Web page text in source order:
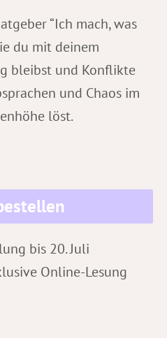
“Ich mach, was
du mit deinem
bleibst und Konflikte
und Chaos im
löst.
bis 20. Juli
Online-Lesung